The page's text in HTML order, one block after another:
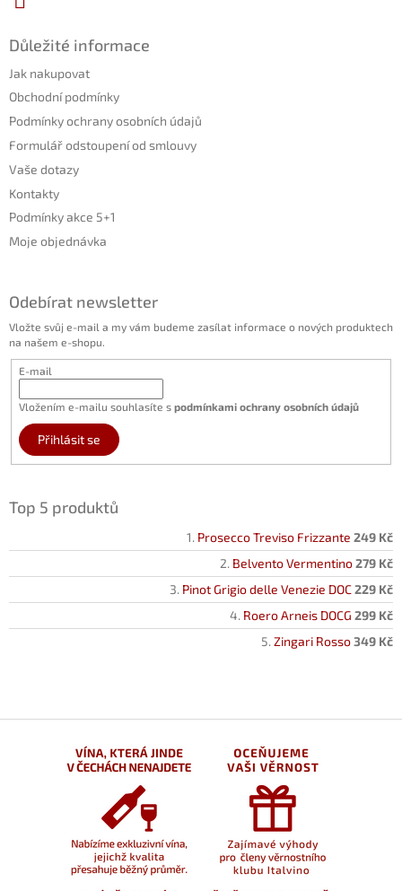
Důležité informace
Jak nakupovat
Obchodní podmínky
Podmínky ochrany osobních údajů
Formulář odstoupení od smlouvy
Vaše dotazy
Kontakty
Podmínky akce 5+1
Moje objednávka
Odebírat newsletter
Vložte svůj e-mail a my vám budeme zasílat informace o nových produktech
na našem e-shopu.
E-mail
Vložením e-mailu souhlasíte s podmínkami ochrany osobních údajů
Přihlásit se
Top 5 produktů
Prosecco Treviso Frizzante 249 Kč
Belvento Vermentino279 Kč
Pinot Grigio delle Venezie DOC229 Kč
Roero Arneis DOCG 299 Kč
Zingari Rosso349 Kč